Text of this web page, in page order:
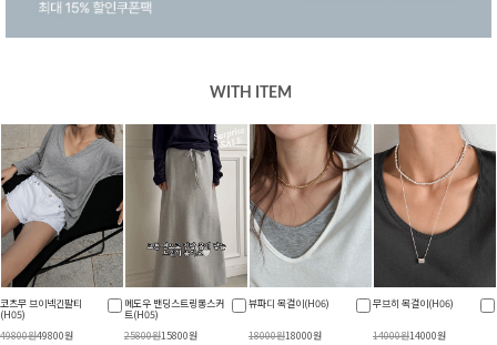
WITH ITEM
코츠무 브이넥긴팔티
(H05)
49800원49800원
메도우 밴딩스트링롱스커
트(H05)
25800원15800원
뷰파디 목걸이(H06)
18000원18000원
무브히 목걸이(H06)
14000원14000원